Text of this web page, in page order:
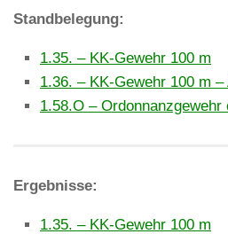
Standbelegung:
1.35. – KK-Gewehr 100 m
1.36. – KK-Gewehr 100 m –
1.58.O –
Ergebnisse:
1.35. – KK-Gewehr 100 m